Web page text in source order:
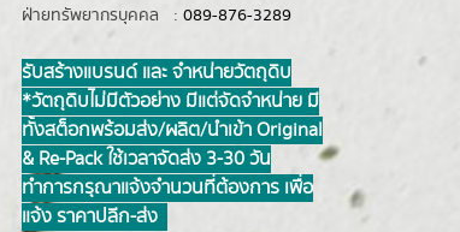
ฝ่ายทรัพยากรบุคคล : 089-876-3289
รับสร้างแบรนด์ และ จำหน่ายวัตถุดิบ
*วัตถุดิบไม่มีตัวอย่าง มีแต่จัดจำหน่าย มี
ทั้งสต็อกพร้อมส่ง/ผลิต/นำเข้า Original
& Re-Pack ใช้เวลาจัดส่ง 3-30 วัน
ทำการ กรุณาแจ้งจำนวนที่ต้องการ เพื่อ
แจ้ง ราคาปลีก-ส่ง